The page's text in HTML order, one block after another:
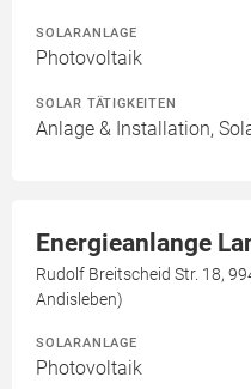
SOLARANLAGE
Photovoltaik
SOLAR TÄTIGKEITEN
Anlage & Installation,
Energieanlange
Rudolf Breitscheid Str. 18,
Andisleben)
SOLARANLAGE
Photovoltaik